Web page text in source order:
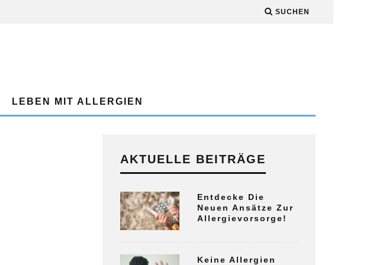
SUCHEN
LEBEN MIT ALLERGIEN
AKTUELLE BEITRÄGE
Entdecke Die
Neuen Ansätze Zur
Allergievorsorge!
Keine Allergien